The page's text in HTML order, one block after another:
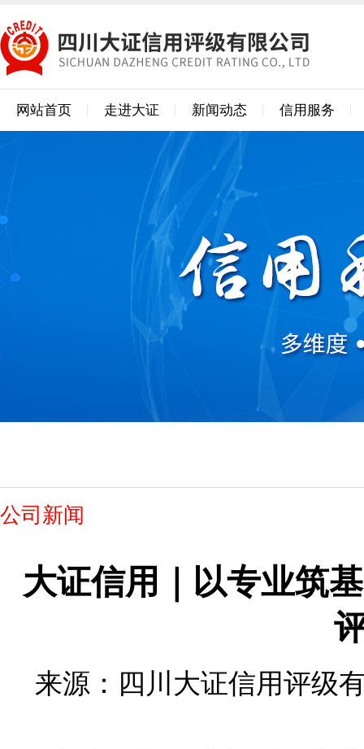
网站首页 走进大证 新闻动态 信用服务
公司新闻
大证信用｜以专业筑
来源：四川大证信用评级